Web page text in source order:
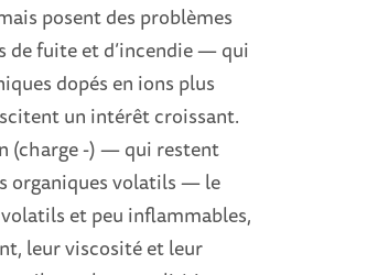
posent des problèmes
fuite et d’incendie — qui
dopés en ions plus
un intérêt croissant.
(charge -) — qui restent
organiques volatils — le
et peu inflammables,
leur viscosité et leur